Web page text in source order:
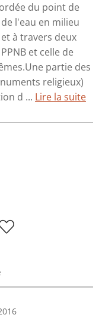
du point de
l'eau en milieu
à travers deux
et celle de
partie des
religieux)
d ... Lire la suite